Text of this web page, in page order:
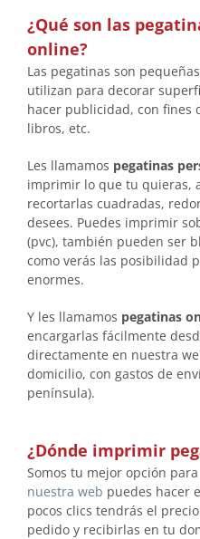
¿Qué son las
online?
Las pegatinas son
utilizan para decorar
hacer publicidad, con fines
libros, etc.
Les llamamos pegatinas
imprimir lo que tu quieras,
recortarlas cuadradas,
desees. Puedes imprimir
(pvc), también pueden ser
como verás las posibilidad
enormes.
Y les llamamos pegatinas
encargarlas fácilmente
directamente en nuestra
domicilio, con gastos de
península).
¿Dónde imprimir
Somos tu mejor opción
nuestra web puedes hacer
pocos clics tendrás el
pedido y recibirlas en tu